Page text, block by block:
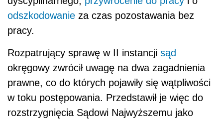
odszkodowanie za czas pozostawania bez
pracy.
Rozpatrujący sprawę w II instancji sąd
okręgowy zwrócił uwagę na dwa zagadnienia
prawne, co do których pojawiły się wątpliwości
w toku postępowania. Przedstawił je więc do
rozstrzygnięcia Sądowi Najwyższemu jako